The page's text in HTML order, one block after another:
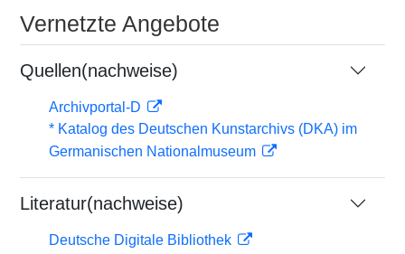
Vernetzte Angebote
Quellen(nachweise)
Archivportal-D
* Katalog des Deutschen Kunstarchivs (DKA) im
Germanischen Nationalmuseum
Literatur(nachweise)
Deutsche Digitale Bibliothek